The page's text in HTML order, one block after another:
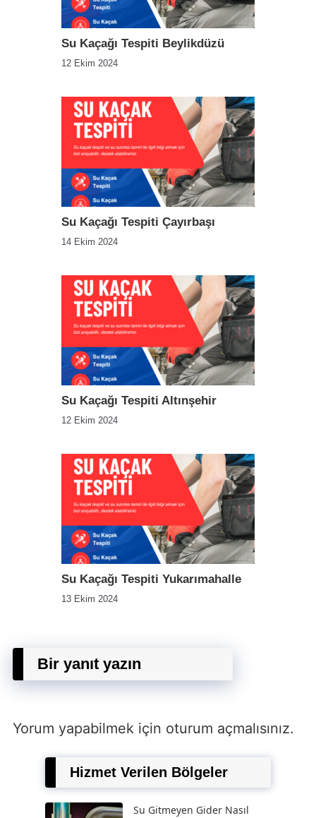
Su Kaçağı Tespiti Beylikdüzü
12 Ekim 2024
Su Kaçağı Tespiti Çayırbaşı
14 Ekim 2024
Su Kaçağı Tespiti Altınşehir
12 Ekim 2024
Su Kaçağı Tespiti Yukarımahalle
13 Ekim 2024
Bir yanıt yazın
Yorum yapabilmek için oturum açmalısınız.
Hizmet Verilen Bölgeler
Su Gitmeyen Gider Nasıl